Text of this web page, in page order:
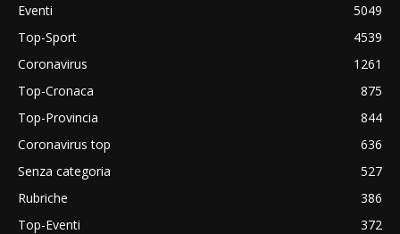
Eventi
5049
Top-Sport
4539
Coronavirus
1261
Top-Cronaca
875
Top-Provincia
844
Coronavirus top
636
Senza categoria
527
Rubriche
386
Top-Eventi
372